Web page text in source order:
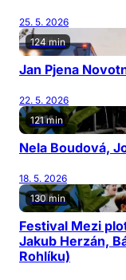
25. 5. 2026
124 min
Jan Pjena
22. 5. 2026
121 min
Nela Boudová,
18. 5. 2026
130 min
Festival Mezi
Jakub Herzán,
Rohlíku)